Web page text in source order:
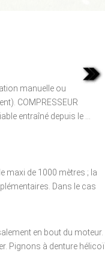
manuelle ou
COMPRESSEUR
entraîné depuis le ...
maxi de 1000 mètres ; la
Dans le cas
en bout du moteur.
Pignons à denture hélicoï